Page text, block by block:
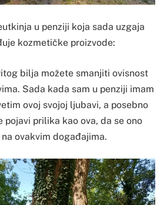
u penziji koja sada uzgaja
kozmetičke proizvode:
bilja možete smanjiti ovisnost
Sada kada sam u penziji imam
ovoj svojoj ljubavi, a posebno
pojavi prilika kao ova, da se ono
ovakvim događajima.